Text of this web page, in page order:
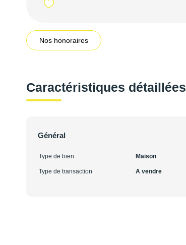
Nos honoraires
Caractéristiques détaillées
Général
Type de bien Maison
Type de transaction A vendre